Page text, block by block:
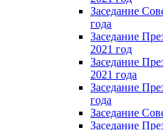
Заседание
года
Заседание
2021 год
Заседание
2021 года
Заседание
года
Заседание
Заседание